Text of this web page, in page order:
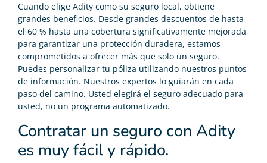
Cuando elige Adity como su seguro local, obtiene
grandes beneficios. Desde grandes descuentos de hasta
el 60 % hasta una cobertura significativamente mejorada
para garantizar una protección duradera, estamos
comprometidos a ofrecer más que solo un seguro.
Puedes personalizar tu póliza utilizando nuestros puntos
de información. Nuestros expertos lo guiarán en cada
paso del camino. Usted elegirá el seguro adecuado para
usted, no un programa automatizado.
Contratar un seguro con Adity
es muy fácil y rápido.